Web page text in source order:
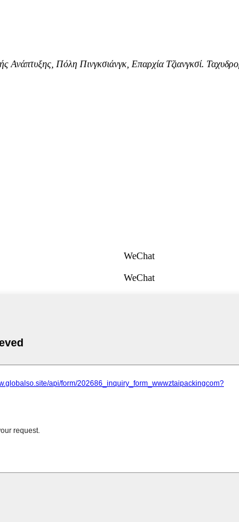
Πόλη Πινγκσιάνγκ, Επαρχία Τζιανγκσί.
WeChat
WeChat